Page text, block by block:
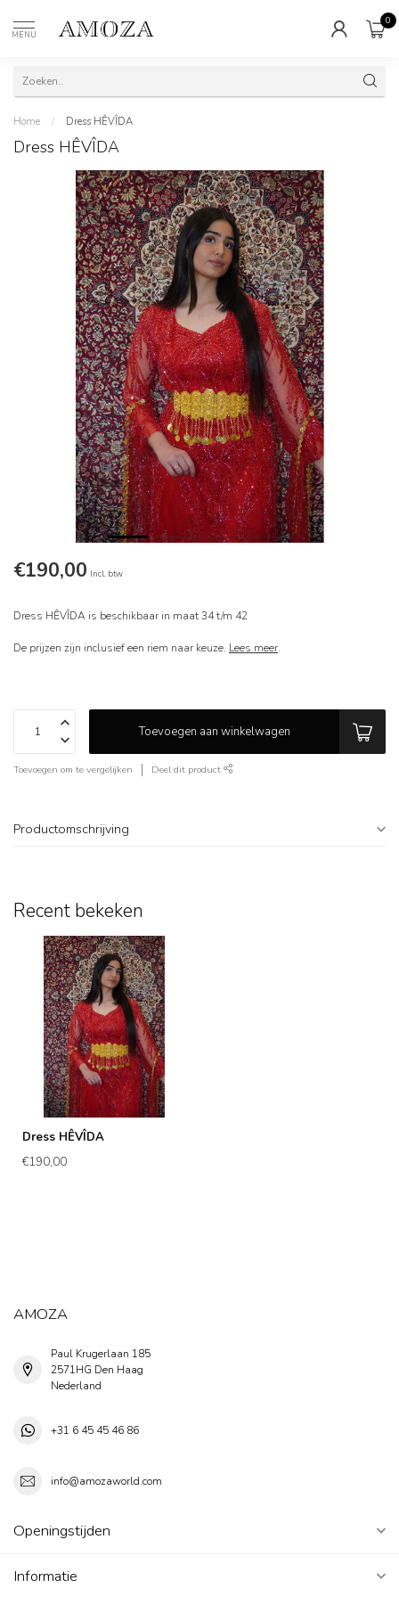
MENU
0
Home / Dress HÊVÎDA
Dress HÊVÎDA
€190,00 Incl. btw
Dress HÊVÎDA is beschikbaar in maat 34 t/m 42
De prijzen zijn inclusief een riem naar keuze. Lees meer.
Toevoegen aan winkelwagen
Toevoegen om te vergelijken Deel dit product
Productomschrijving
Recent bekeken
Dress HÊVÎDA
€190,00
AMOZA
Paul Krugerlaan 185
2571HG Den Haag
Nederland
+31 6 45 45 46 86
info@amozaworld.com
Openingstijden
Informatie